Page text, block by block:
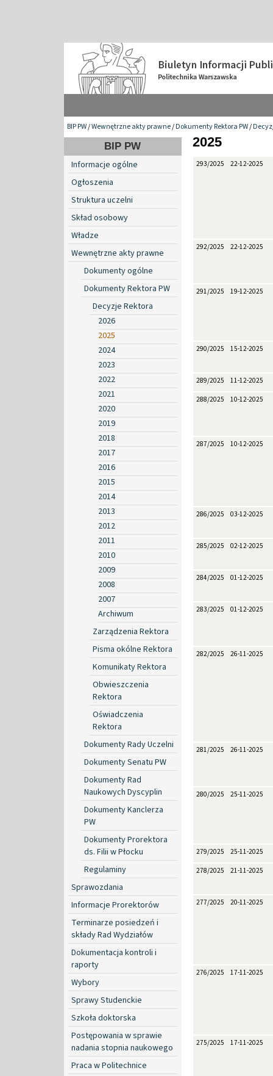
BIP PW/Wewnętrzne akty prawne/Dokumenty Rektora PW/
BIP PW
Informacje ogólne
Ogłoszenia
Struktura uczelni
Skład osobowy
Władze
Wewnętrzne akty prawne
Dokumenty ogólne
Dokumenty Rektora PW
Decyzje Rektora
2026
2025
2024
2023
2022
2021
2020
2019
2018
2017
2016
2015
2014
2013
2012
2011
2010
2009
2008
2007
Archiwum
Zarządzenia Rektora
Pisma okólne Rektora
Komunikaty Rektora
Obwieszczenia
Rektora
Oświadczenia
Rektora
Dokumenty Rady Uczelni
Dokumenty Senatu PW
Dokumenty Rad
Naukowych Dyscyplin
Dokumenty Kanclerza
PW
Dokumenty Prorektora
ds. Filii w Płocku
Regulaminy
Sprawozdania
Informacje Prorektorów
Terminarze posiedzeń i
składy Rad Wydziałów
Dokumentacja kontroli i
raporty
Wybory
Sprawy Studenckie
Szkoła doktorska
Postępowania w sprawie
nadania stopnia naukowego
Praca w Politechnice
2025
293/2025 22-12-2025
292/2025 22-12-2025
291/2025 19-12-2025
290/2025 15-12-2025
289/2025 11-12-2025
288/2025 10-12-2025
287/2025 10-12-2025
286/2025 03-12-2025
285/2025 02-12-2025
284/2025 01-12-2025
283/2025 01-12-2025
282/2025 26-11-2025
281/2025 26-11-2025
280/2025 25-11-2025
279/2025 25-11-2025
278/2025 21-11-2025
277/2025 20-11-2025
276/2025 17-11-2025
275/2025 17-11-2025